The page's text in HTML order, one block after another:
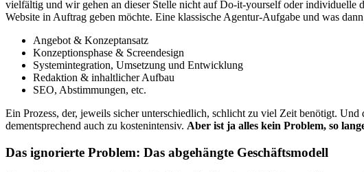
vielfältig und wir gehen an dieser Stelle nicht auf Do-it-yourself oder individuelle
Website in Auftrag geben möchte. Eine klassische Agentur-Aufgabe und was
Angebot & Konzeptansatz
Konzeptionsphase & Screendesign
Systemintegration, Umsetzung und Entwicklung
Redaktion & inhaltlicher Aufbau
SEO, Abstimmungen, etc.
Ein Prozess, der, jeweils sicher unterschiedlich, schlicht zu viel Zeit benötigt.
dementsprechend auch zu kostenintensiv. Aber ist ja alles kein Problem, so
Das ignorierte Problem: Das abgehängte Geschäftsmodell